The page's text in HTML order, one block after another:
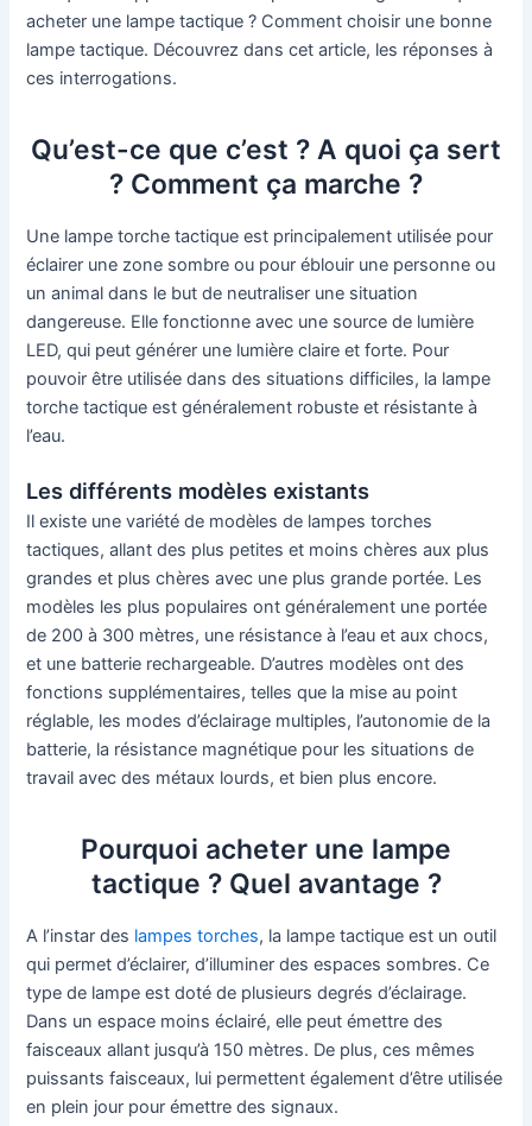
acheter une lampe tactique ? Comment choisir une bonne
lampe tactique. Découvrez dans cet article, les réponses à
ces interrogations.
Qu’est-ce que c’est ? A quoi ça sert
? Comment ça marche ?
Une lampe torche tactique est principalement utilisée pour
éclairer une zone sombre ou pour éblouir une personne ou
un animal dans le but de neutraliser une situation
dangereuse. Elle fonctionne avec une source de lumière
LED, qui peut générer une lumière claire et forte. Pour
pouvoir être utilisée dans des situations difficiles, la lampe
torche tactique est généralement robuste et résistante à
l’eau.
Les différents modèles existants
Il existe une variété de modèles de lampes torches
tactiques, allant des plus petites et moins chères aux plus
grandes et plus chères avec une plus grande portée. Les
modèles les plus populaires ont généralement une portée
de 200 à 300 mètres, une résistance à l’eau et aux chocs,
et une batterie rechargeable. D’autres modèles ont des
fonctions supplémentaires, telles que la mise au point
réglable, les modes d’éclairage multiples, l’autonomie de la
batterie, la résistance magnétique pour les situations de
travail avec des métaux lourds, et bien plus encore.
Pourquoi acheter une lampe
tactique ? Quel avantage ?
A l’instar des lampes torches, la lampe tactique est un outil
qui permet d’éclairer, d’illuminer des espaces sombres. Ce
type de lampe est doté de plusieurs degrés d’éclairage.
Dans un espace moins éclairé, elle peut émettre des
faisceaux allant jusqu’à 150 mètres. De plus, ces mêmes
puissants faisceaux, lui permettent également d’être utilisée
en plein jour pour émettre des signaux.